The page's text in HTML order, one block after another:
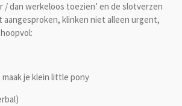
/ dan werkeloos toezien’ en de slotverzen
aangesproken, klinken niet alleen urgent,
je klein little pony